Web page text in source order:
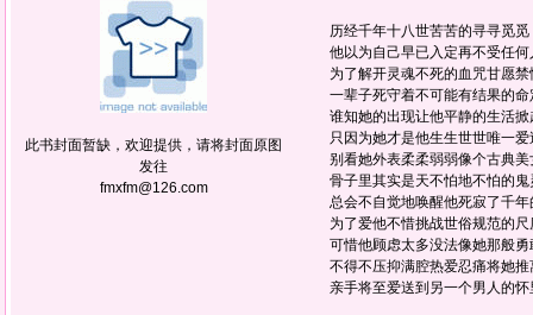
此书封面暂缺，欢迎提供，请将封面原图
发往
fmxfm@126.com
历经千年十八世苦苦的寻寻觅
他以为自己早已入定再不受任
为了解开灵魂不死的血咒甘愿
一辈子死守着不可能有结果的
谁知她的出现让他平静的生活
只因为她才是他生生世世唯一
别看她外表柔柔弱弱像个古典
骨子里其实是天不怕地不怕的
总会不自觉地唤醒他死寂了千
为了爱他不惜挑战世俗规范的
可惜他顾虑太多没法像她那般
不得不压抑满腔热爱忍痛将她
亲手将至爱送到另一个男人的